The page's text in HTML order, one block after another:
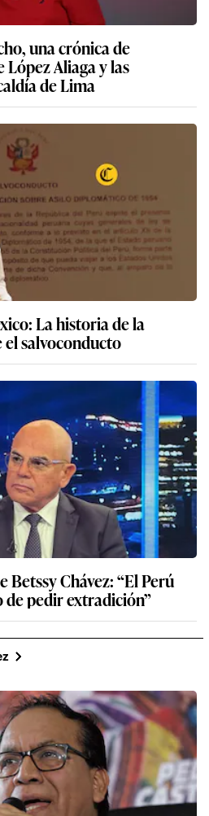
una crónica de
López Aliaga y las
de Lima
La historia de la
salvoconducto
Betssy Chávez: “El Perú
pedir extradición”